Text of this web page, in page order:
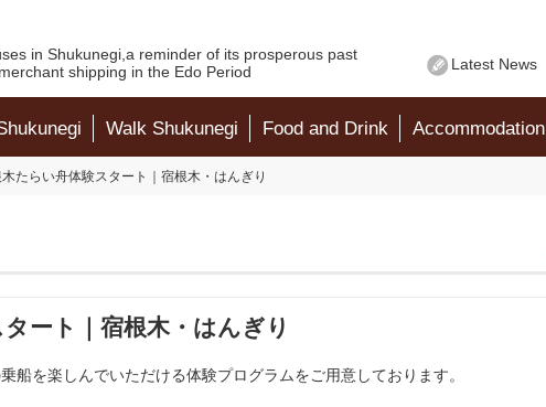
in Shukunegi,a reminder of its prosperous past
shipping in the Edo Period
Latest News
Walk Shukunegi Food and Drink Accommodation
たらい舟体験スタート｜宿根木・はんぎり
ート｜宿根木・はんぎり
船を楽しんでいただける体験プログラムをご用意しております。